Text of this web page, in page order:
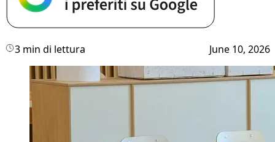
3 min di lettura June 10, 2026